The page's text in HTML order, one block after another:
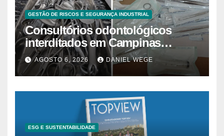
GESTÃO DE RISCOS E SEGURANÇA INDUSTRIAL
Consultórios odontológicos
interditados em Campinas
superam 2025
AGOSTO 6, 2026 DANIEL WEGE
ESG E SUSTENTABILIDADE